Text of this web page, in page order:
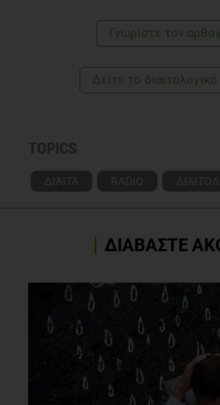
Γνωρίστε τoν
Δείτε το
TOPICS
ΔΙΑΙΤΑ RADIO
ΔΙΑΒΑΣΤΕ